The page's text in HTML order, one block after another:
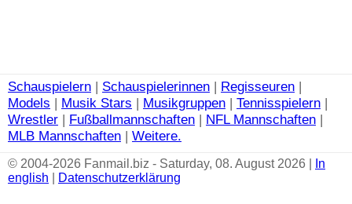
Schauspielern | Schauspielerinnen | Regisseuren |
Models | Musik Stars | Musikgruppen | Tennisspielern |
Wrestler | Fußballmannschaften | NFL Mannschaften |
MLB Mannschaften | Weitere.
© 2004-2026 Fanmail.biz - Saturday, 08. August 2026 |
In
english
Datenschutzerklärung